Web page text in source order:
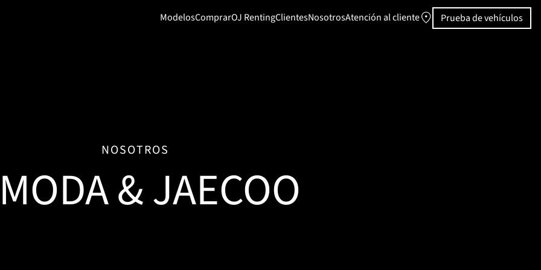
ModelosComprarOJ RentingClientesNosotrosAtención al cliente Prueba de vehículos
NOSOTROS
& JAECOO